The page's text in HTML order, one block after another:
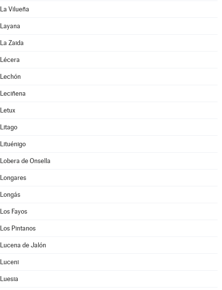
La Vilueña
Layana
La Zaida
Lécera
Lechón
Leciñena
Letux
Litago
Lituénigo
Lobera de Onsella
Longares
Longás
Los Fayos
Los Pintanos
Lucena de Jalón
Luceni
Luesia